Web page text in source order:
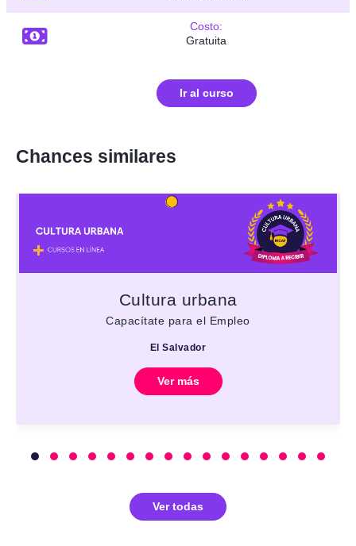
Costo:
Gratuita
Ir al curso
Chances similares
Cultura urbana
Capacítate para el Empleo
El Salvador
Ver más
Ver todas